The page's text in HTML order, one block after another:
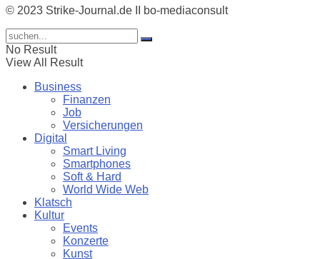
© 2023 Strike-Journal.de II bo-mediaconsult
No Result
View All Result
Business
Finanzen
Job
Versicherungen
Digital
Smart Living
Smartphones
Soft & Hard
World Wide Web
Klatsch
Kultur
Events
Konzerte
Kunst